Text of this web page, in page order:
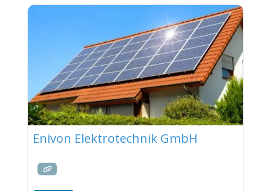
Enivon Elektrotechnik GmbH